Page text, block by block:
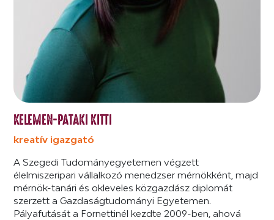
KELEMEN-PATAKI KITTI
kreatív igazgató
A Szegedi Tudományegyetemen végzett
élelmiszeripari vállalkozó menedzser mérnökként, majd
mérnök-tanári és okleveles közgazdász diplomát
szerzett a Gazdaságtudományi Egyetemen.
Pályafutását a Fornettinél kezdte 2009-ben, ahová